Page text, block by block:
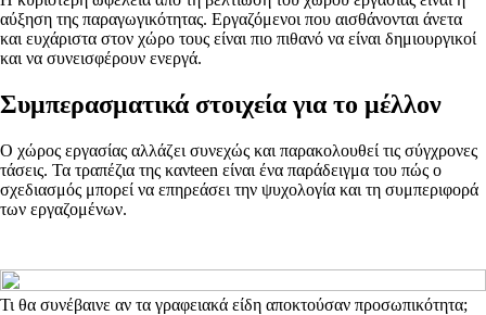
αύξηση της παραγωγικότητας. Εργαζόμενοι που αισθάνονται άνετα
και ευχάριστα στον χώρο τους είναι πιο πιθανό να είναι δημιουργικοί
και να συνεισφέρουν ενεργά.
Συμπερασματικά στοιχεία για το μέλλον
Ο χώρος εργασίας αλλάζει συνεχώς και παρακολουθεί τις σύγχρονες
τάσεις. Τα τραπέζια της κανteen είναι ένα παράδειγμα του πώς ο
σχεδιασμός μπορεί να επηρεάσει την ψυχολογία και τη συμπεριφορά
των εργαζομένων.
Τι θα συνέβαινε αν τα γραφειακά είδη αποκτούσαν προσωπικότητα;